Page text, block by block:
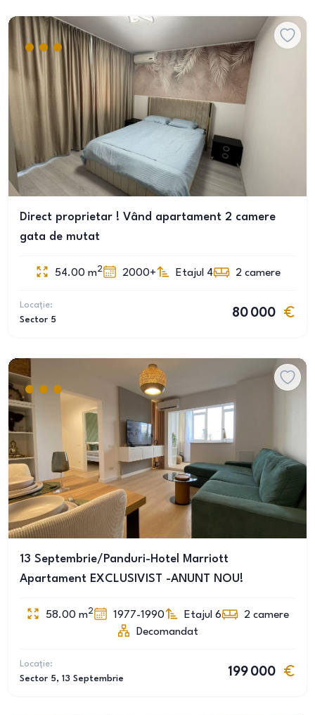
Direct proprietar ! Vând apartament 2 camere
gata de mutat
54.00 m2 2000+ Etajul 4 2 camere
Locație:
Sector 5
80 000
13 Septembrie/Panduri-Hotel Marriott
Apartament EXCLUSIVIST -ANUNT NOU!
58.00 m2 1977-1990 Etajul 6 2 camere
Decomandat
Locație:
Sector 5, 13 Septembrie
199 000